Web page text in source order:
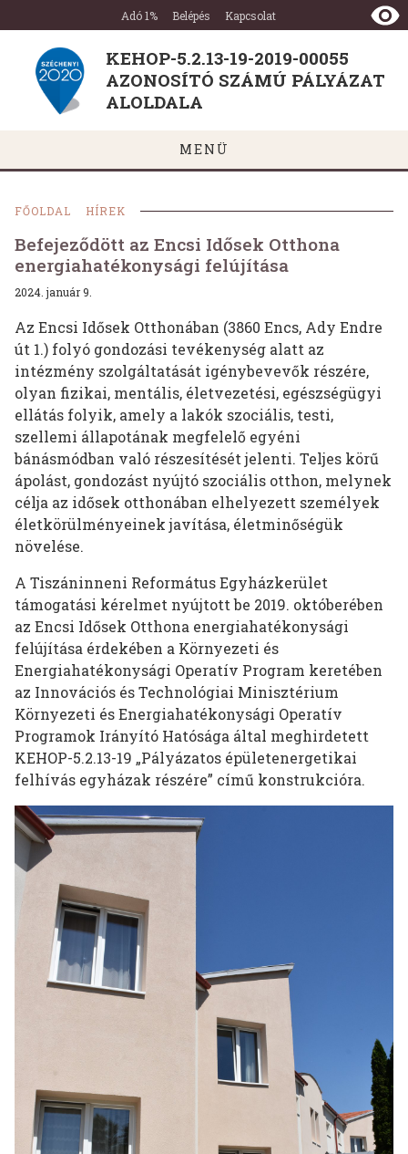
5.2.13-
19-
2019-
00055
AZONOSÍTÓ
ALOLDALA
Ugrás a tartalomra
Ugrás a láblécre
Adó 1% Belépés Kapcsolat
KEHOP-5.2.13-19-2019-00055
AZONOSÍTÓ SZÁMÚ PÁLYÁZAT
ALOLDALA
MENÜ
FŐOLDAL HÍREK
Befejeződött az Encsi Idősek Otthona
energiahatékonysági felújítása
2024. január 9.
Az Encsi Idősek Otthonában (3860 Encs, Ady Endre
út 1.) folyó gondozási tevékenység alatt az
intézmény szolgáltatását igénybevevők részére,
olyan fizikai, mentális, életvezetési, egészségügyi
ellátás folyik, amely a lakók szociális, testi,
szellemi állapotának megfelelő egyéni
bánásmódban való részesítését jelenti. Teljes körű
ápolást, gondozást nyújtó szociális otthon, melynek
célja az idősek otthonában elhelyezett személyek
életkörülményeinek javítása, életminőségük
növelése.
A Tiszáninneni Református Egyházkerület
támogatási kérelmet nyújtott be 2019. októberében
az Encsi Idősek Otthona energiahatékonysági
felújítása érdekében a Környezeti és
Energiahatékonysági Operatív Program keretében
az Innovációs és Technológiai Minisztérium
Környezeti és Energiahatékonysági Operatív
Programok Irányító Hatósága által meghirdetett
KEHOP-5.2.13-19 „Pályázatos épületenergetikai
felhívás egyházak részére” című konstrukcióra.